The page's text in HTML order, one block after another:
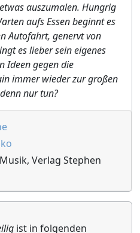
auszumalen. Hungrig
aufs Essen beginnt es
Autofahrt, genervt von
es lieber sein eigenes
Ideen gegen die
immer wieder zur großen
nur tun?
Verlag Stephen
ist in folgenden